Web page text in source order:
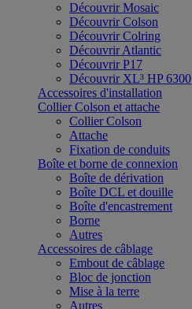
Découvrir Mosaic
Découvrir Colson
Découvrir Colring
Découvrir Atlantic
Découvrir P17
Découvrir XL³ HP 6300
Accessoires d'installation
Collier Colson et attache
Collier Colson
Attache
Fixation de conduits
Boîte et borne de connexion
Boîte de dérivation
Boîte DCL et douille
Boîte d'encastrement
Borne
Autres
Accessoires de câblage
Embout de câblage
Bloc de jonction
Mise à la terre
Autres